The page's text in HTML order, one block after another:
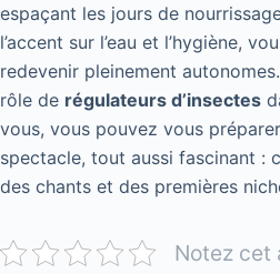
espaçant les jours de
l’accent sur l’eau et l’hygiène,
redevenir pleinement
rôle de régulateurs d’insectes
vous, vous pouvez vous
spectacle, tout aussi fascinant :
des chants et des premières
Notez cet